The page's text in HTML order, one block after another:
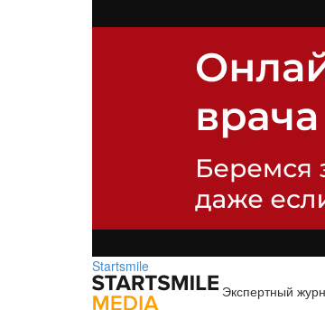
Startsmile
Экспертный